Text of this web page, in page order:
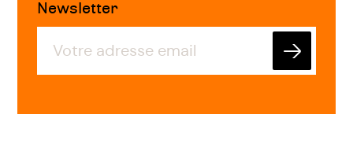
Newsletter